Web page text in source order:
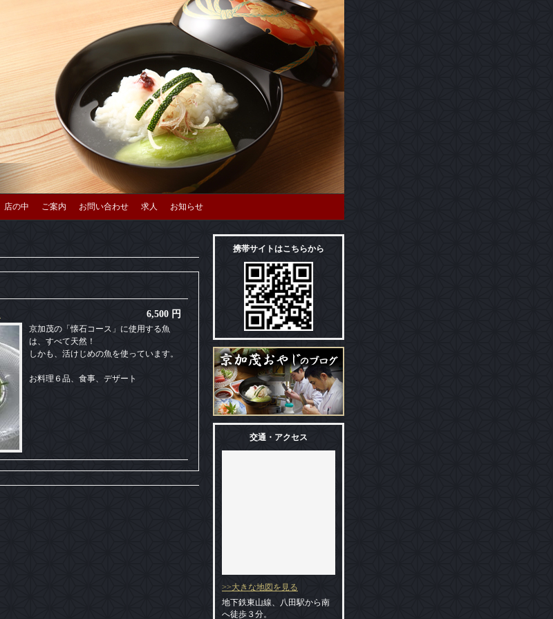
店の中 ご案内 お問い合わせ 求人 お知らせ
6,500 円
京加茂の「懐石コース」に使用する魚
は、すべて天然！
しかも、活けじめの魚を使っています。
お料理６品、食事、デザート
携帯サイトはこちらから
交通・アクセス
>>大きな地図を見る
地下鉄東山線、八田駅から南
へ徒歩３分。